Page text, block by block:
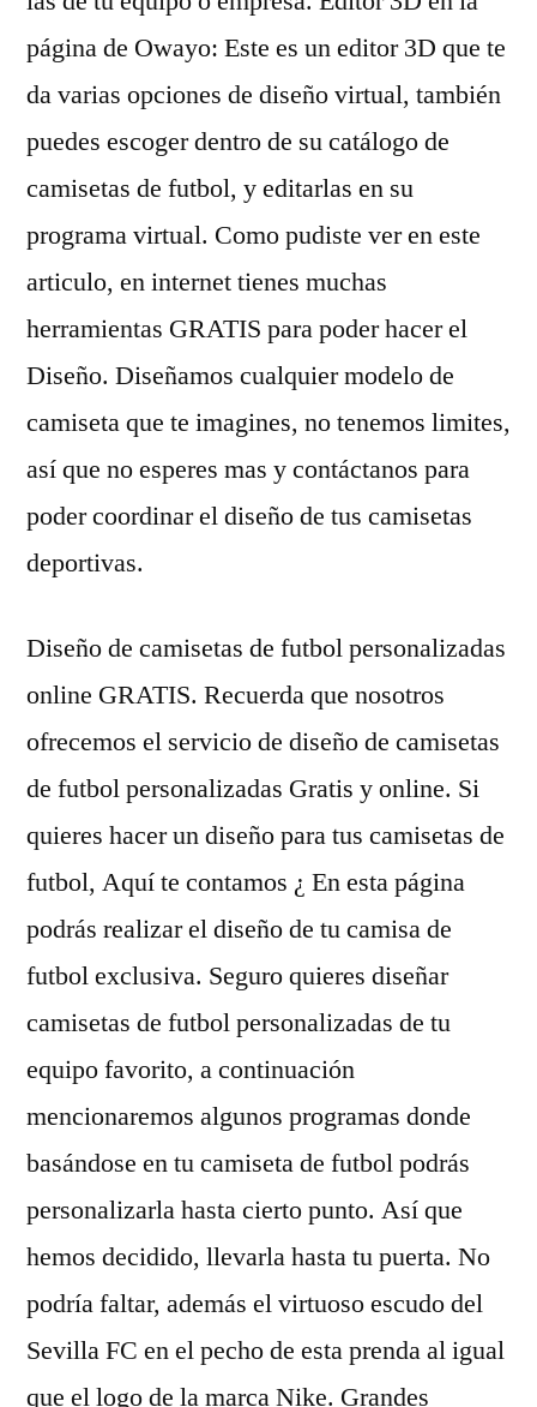
página de Owayo: Este es un editor 3D que te
da varias opciones de diseño virtual, también
puedes escoger dentro de su catálogo de
camisetas de futbol, y editarlas en su
programa virtual. Como pudiste ver en este
articulo, en internet tienes muchas
herramientas GRATIS para poder hacer el
Diseño. Diseñamos cualquier modelo de
camiseta que te imagines, no tenemos limites,
así que no esperes mas y contáctanos para
poder coordinar el diseño de tus camisetas
deportivas.
Diseño de camisetas de futbol personalizadas
online GRATIS. Recuerda que nosotros
ofrecemos el servicio de diseño de camisetas
de futbol personalizadas Gratis y online. Si
quieres hacer un diseño para tus camisetas de
futbol, Aquí te contamos ¿ En esta página
podrás realizar el diseño de tu camisa de
futbol exclusiva. Seguro quieres diseñar
camisetas de futbol personalizadas de tu
equipo favorito, a continuación
mencionaremos algunos programas donde
basándose en tu camiseta de futbol podrás
personalizarla hasta cierto punto. Así que
hemos decidido, llevarla hasta tu puerta. No
podría faltar, además el virtuoso escudo del
Sevilla FC en el pecho de esta prenda al igual
que el logo de la marca Nike. Grandes